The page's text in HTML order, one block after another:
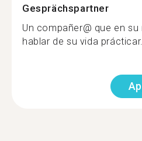
Gesprächspartner
Un compañer@ que en
hablar de su vida